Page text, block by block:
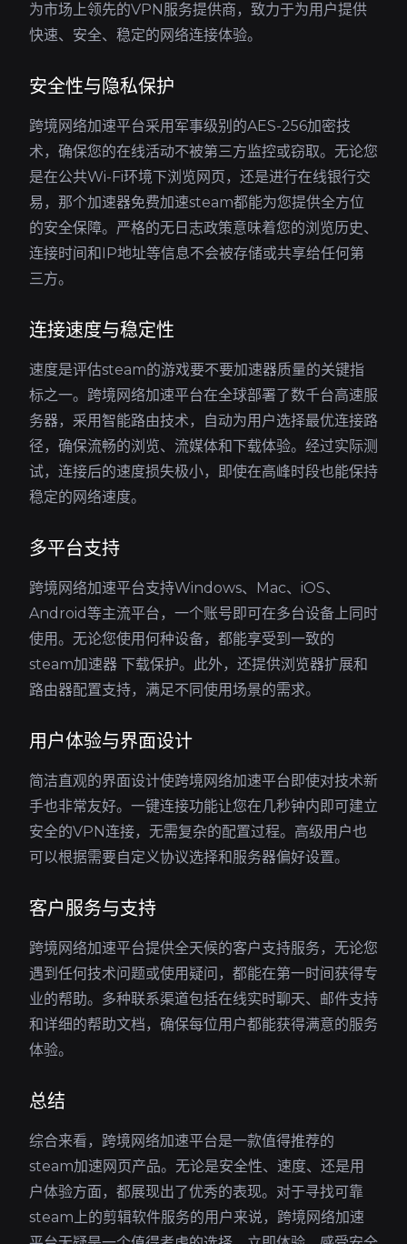
为市场上领先的VPN服务提供商，致力于为用户提供
快速、安全、稳定的网络连接体验。
安全性与隐私保护
跨境网络加速平台采用军事级别的AES-256加密技
术，确保您的在线活动不被第三方监控或窃取。无论您
是在公共Wi-Fi环境下浏览网页，还是进行在线银行交
易，那个加速器免费加速steam都能为您提供全方位
的安全保障。严格的无日志政策意味着您的浏览历史、
连接时间和IP地址等信息不会被存储或共享给任何第
三方。
连接速度与稳定性
速度是评估steam的游戏要不要加速器质量的关键指
标之一。跨境网络加速平台在全球部署了数千台高速服
务器，采用智能路由技术，自动为用户选择最优连接路
径，确保流畅的浏览、流媒体和下载体验。经过实际测
试，连接后的速度损失极小，即使在高峰时段也能保持
稳定的网络速度。
多平台支持
跨境网络加速平台支持Windows、Mac、iOS、
Android等主流平台，一个账号即可在多台设备上同时
使用。无论您使用何种设备，都能享受到一致的
steam加速器 下载保护。此外，还提供浏览器扩展和
路由器配置支持，满足不同使用场景的需求。
用户体验与界面设计
简洁直观的界面设计使跨境网络加速平台即使对技术新
手也非常友好。一键连接功能让您在几秒钟内即可建立
安全的VPN连接，无需复杂的配置过程。高级用户也
可以根据需要自定义协议选择和服务器偏好设置。
客户服务与支持
跨境网络加速平台提供全天候的客户支持服务，无论您
遇到任何技术问题或使用疑问，都能在第一时间获得专
业的帮助。多种联系渠道包括在线实时聊天、邮件支持
和详细的帮助文档，确保每位用户都能获得满意的服务
体验。
总结
综合来看，跨境网络加速平台是一款值得推荐的
steam加速网页产品。无论是安全性、速度、还是用
户体验方面，都展现出了优秀的表现。对于寻找可靠
steam上的剪辑软件服务的用户来说，跨境网络加速